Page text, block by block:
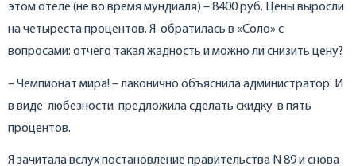
этом отеле (не во время мундиаля) – 8400 руб. Цены выросли
на четыреста процентов. Я обратилась в «Соло» с
вопросами: отчего такая жадность и можно ли снизить цену?
– Чемпионат мира! – лаконично объяснила администратор. И
в виде любезности предложила сделать скидку в пять
процентов.
Я зачитала вслух постановление правительства N 89 и снова